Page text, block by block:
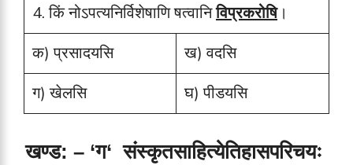
4. किं नोऽपत्यनिर्विशेषाणि षत्वानिविप्रकरोषि।
क) प्रसादयसि
ख) वदसि
ग) खेलसि
घ) पीडयसि
खण्ड: – ‘ग‘संस्कृतसाहित्येतिहासपरिचयः